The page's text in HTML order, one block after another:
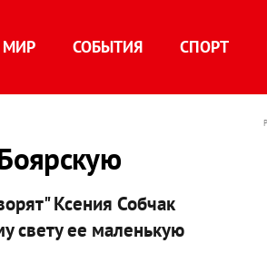
МИР СОБЫТИЯ СПОРТ
Ксения Собчак
свету ее маленькую